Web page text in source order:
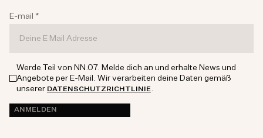
E-mail *
Werde Teil von NN.07. Melde dich an und erhalte News und
Angebote per E-Mail. Wir verarbeiten deine Daten gemäß
unserer DATENSCHUTZRICHTLINIE.
ANMELDEN